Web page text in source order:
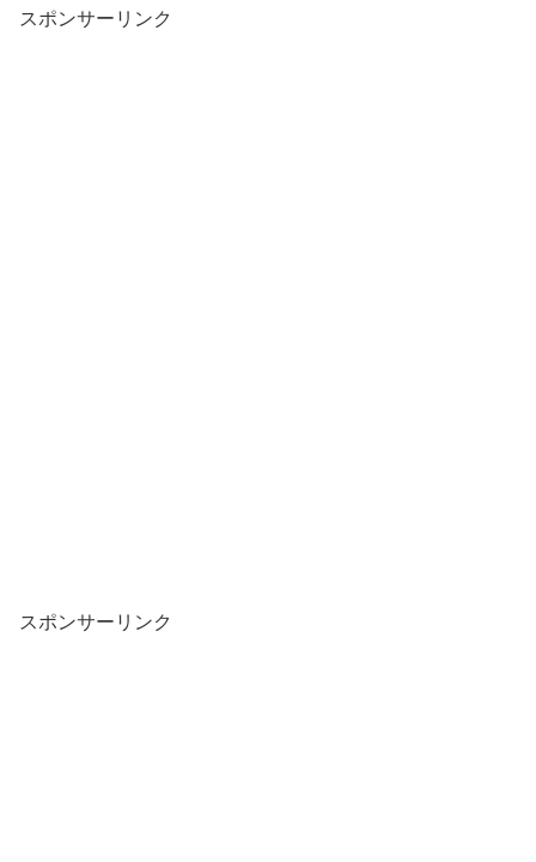
スポンサーリンク
スポンサーリンク